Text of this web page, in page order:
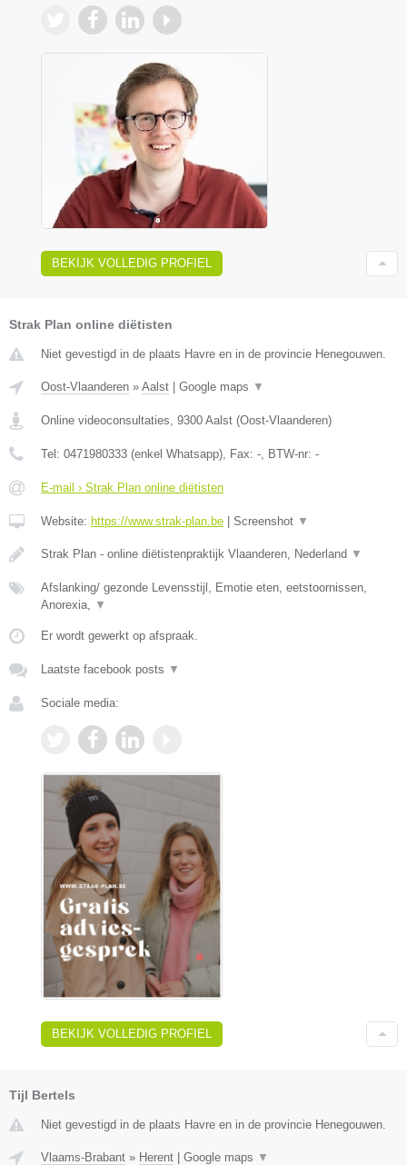
BEKIJK VOLLEDIG PROFIEL
Strak Plan online diëtisten
Niet gevestigd in de plaats Havre en in de provincie Henegouwen.
Oost-Vlaanderen » Aalst Google maps ▼
Online videoconsultaties, 9300 Aalst (Oost-Vlaanderen)
Tel: 0471980333 (enkel Whatsapp), Fax: -, BTW-nr: -
E-mail › Strak Plan online diëtisten
Website: https://www.strak-plan.be Screenshot ▼
Strak Plan - online diëtistenpraktijk Vlaanderen, Nederland ▼
Afslanking/ gezonde Levensstijl, Emotie eten, eetstoornissen,
Anorexia, ▼
Er wordt gewerkt op afspraak.
Laatste facebook posts ▼
Sociale media:
BEKIJK VOLLEDIG PROFIEL
Tijl Bertels
Niet gevestigd in de plaats Havre en in de provincie Henegouwen.
Vlaams-Brabant » Herent | Google maps ▼